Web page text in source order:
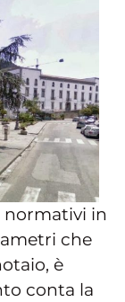
normativi in
che
è
conta la